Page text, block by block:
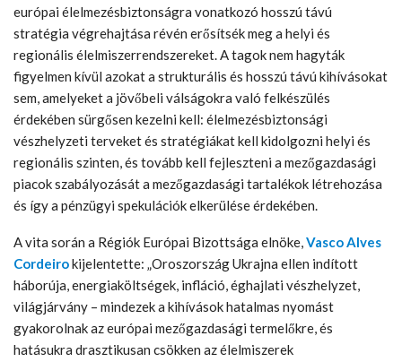
európai élelmezésbiztonságra vonatkozó hosszú távú
stratégia végrehajtása révén erősítsék meg a helyi és
regionális élelmiszerrendszereket. A tagok nem hagyták
figyelmen kívül azokat a strukturális és hosszú távú kihívásokat
sem, amelyeket a jövőbeli válságokra való felkészülés
érdekében sürgősen kezelni kell: élelmezésbiztonsági
vészhelyzeti terveket és stratégiákat kell kidolgozni helyi és
regionális szinten, és tovább kell fejleszteni a mezőgazdasági
piacok szabályozását a mezőgazdasági tartalékok létrehozása
és így a pénzügyi spekulációk elkerülése érdekében.
A vita során a Régiók Európai Bizottsága elnöke,Vasco Alves
Cordeirokijelentette: „Oroszország Ukrajna ellen indított
háborúja, energiaköltségek, infláció, éghajlati vészhelyzet,
világjárvány – mindezek a kihívások hatalmas nyomást
gyakorolnak az európai mezőgazdasági termelőkre, és
hatásukra drasztikusan csökken az élelmiszerek